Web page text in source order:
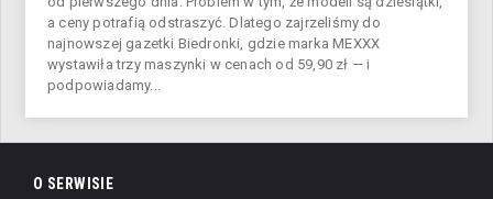
a ceny potrafią odstraszyć. Dlatego zajrzeliśmy do
najnowszej gazetki Biedronki, gdzie marka MEXXX
wystawiła trzy maszynki w cenach od 59,90 zł — i
podpowiadamy...
O SERWISIE